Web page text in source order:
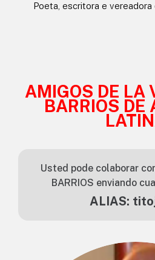
Poeta, escritora e
AMIGOS DE LA
BARRIOS DE
Usted pode colaborar
BARRIOS enviando
ALIAS: